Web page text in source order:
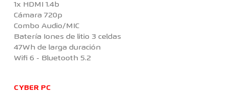
1x HDMI 1.4b
Cámara 720p
Combo Audio/MIC
Batería Iones de litio 3 celdas
47Wh de larga duración
Wifi 6 - Bluetooth 5.2
CYBER PC